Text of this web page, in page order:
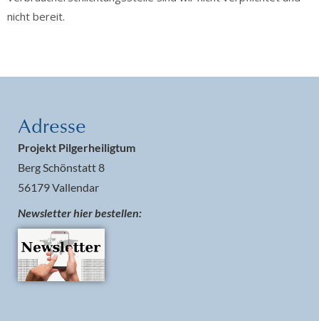
nicht bereit.
Adresse
Projekt Pilgerheiligtum
Berg Schönstatt 8
56179 Vallendar
Newsletter hier bestellen: